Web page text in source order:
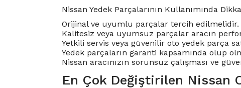
Nissan Yedek Parçalarının Kullanımında
Orijinal ve uyumlu parçalar tercih edilmelidir.
Kalitesiz veya uyumsuz parçalar aracın
Yetkili servis veya güvenilir oto yedek parça
Yedek parçaların garanti kapsamında olup
Nissan aracınızın sorunsuz çalışması ve
En Çok Değiştirilen Nissan